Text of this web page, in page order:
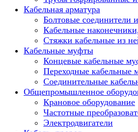
Кабельная арматура
Болтовые соединители
Кабельные
Стяжки кабельные из
Кабельные муфты
Концевые кабельные
Переходные кабельные
Соединительные
Общепромышленное
Крановое оборудование
Частотные
Электродвигатели